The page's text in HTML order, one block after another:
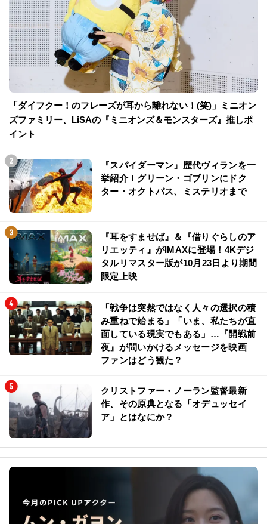
「ダイフクー！のフレーズが耳から離れない！(笑)」ミニオン
ズファミリー、LiSAの『ミニオンズ＆モンスターズ』推しポ
イント
『スパイダーマン』歴代ヴィランを一
挙紹介！グリーン・ゴブリンにドク
ター・オクトパス、ミステリオまで
『耳をすませば』＆『借りぐらしのア
リエッティ』がIMAXに登場！4Kデジ
タルリマスター版が10月23日より期間
限定上映
「戦争は突然ではなく人々の選択の積
み重ねで始まる」「いま、私たちが直
面している現実でもある」…『開戦前
夜』が問いかけるメッセージを映画
ファンはどう観た？
クリストファー・ノーラン監督最新
作、その原典となる「オデュッセイ
ア」とはなにか？